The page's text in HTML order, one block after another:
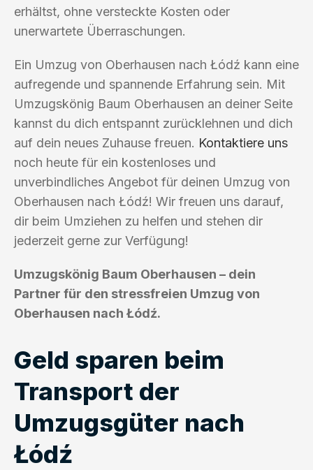
erhältst, ohne versteckte Kosten oder
unerwartete Überraschungen.
Ein Umzug von Oberhausen nach Łódź kann eine
aufregende und spannende Erfahrung sein. Mit
Umzugskönig Baum Oberhausen an deiner Seite
kannst du dich entspannt zurücklehnen und dich
auf dein neues Zuhause freuen. Kontaktiere uns
noch heute für ein kostenloses und
unverbindliches Angebot für deinen Umzug von
Oberhausen nach Łódź! Wir freuen uns darauf,
dir beim Umziehen zu helfen und stehen dir
jederzeit gerne zur Verfügung!
Umzugskönig Baum Oberhausen – dein
Partner für den stressfreien Umzug von
Oberhausen nach Łódź.
Geld sparen beim
Transport der
Umzugsgüter nach
Łódź